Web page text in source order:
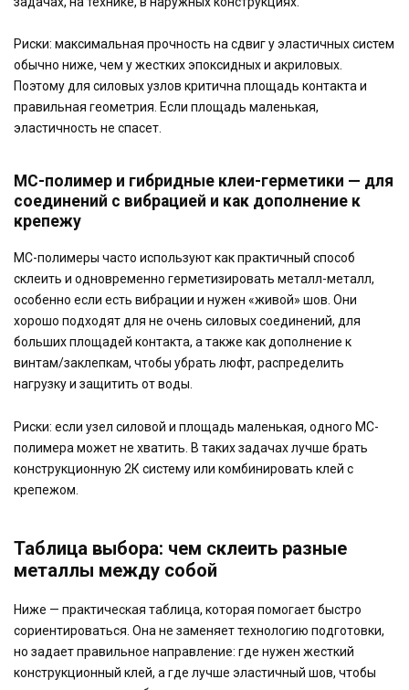
Риски: максимальная прочность на сдвиг у эластичных систем
обычно ниже, чем у жестких эпоксидных и акриловых.
Поэтому для силовых узлов критична площадь контакта и
правильная геометрия. Если площадь маленькая,
эластичность не спасет.
МС-полимер и гибридные клеи-герметики — для
соединений с вибрацией и как дополнение к
крепежу
МС-полимеры часто используют как практичный способ
склеить и одновременно герметизировать металл-металл,
особенно если есть вибрации и нужен «живой» шов. Они
хорошо подходят для не очень силовых соединений, для
больших площадей контакта, а также как дополнение к
винтам/заклепкам, чтобы убрать люфт, распределить
нагрузку и защитить от воды.
Риски: если узел силовой и площадь маленькая, одного МС-
полимера может не хватить. В таких задачах лучше брать
конструкционную 2К систему или комбинировать клей с
крепежом.
Таблица выбора: чем склеить разные
металлы между собой
Ниже — практическая таблица, которая помогает быстро
сориентироваться. Она не заменяет технологию подготовки,
но задает правильное направление: где нужен жесткий
конструкционный клей, а где лучше эластичный шов, чтобы